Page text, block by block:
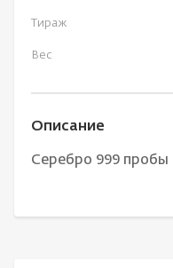
Тираж
Вес
Описание
Серебро 999 пробы